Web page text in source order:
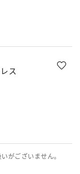
ス
がございません。